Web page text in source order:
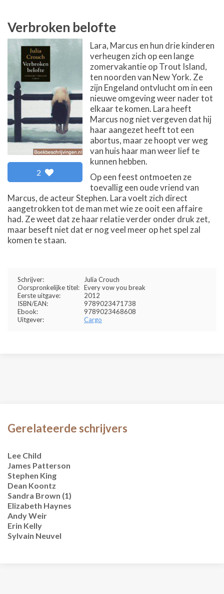
Verbroken belofte
2
Lara, Marcus en hun drie kinderen
verheugen zich op een lange
zomervakantie op Trout Island,
ten noorden van New York. Ze
zijn Engeland ontvlucht om in een
nieuwe omgeving weer nader tot
elkaar te komen. Lara heeft
Marcus nog niet vergeven dat hij
haar aangezet heeft tot een
abortus, maar ze hoopt ver weg
van huis haar man weer lief te
kunnen hebben.
Op een feest ontmoeten ze
toevallig een oude vriend van
Marcus, de acteur Stephen. Lara voelt zich direct
aangetrokken tot de man met wie ze ooit een affaire
had. Ze weet dat ze haar relatie verder onder druk zet,
maar beseft niet dat er nog veel meer op het spel zal
komen te staan.
Schrijver:
Julia Crouch
Oorspronkelijke titel: Every vow you break
Eerste uitgave:
2012
ISBN/EAN:
9789023471738
Ebook:
9789023468608
Uitgever:
Cargo
Gerelateerde schrijvers
Lee Child
James Patterson
Stephen King
Dean Koontz
Sandra Brown (1)
Elizabeth Haynes
Andy Weir
Erin Kelly
Sylvain Neuvel